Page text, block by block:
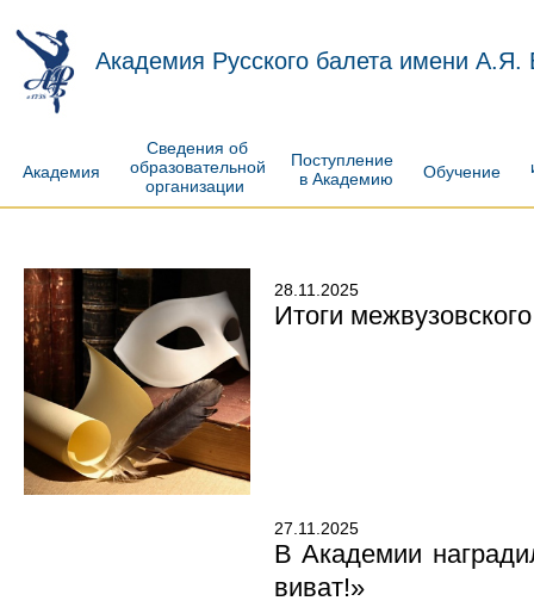
Академия Русского балета имени А.Я.
Академия
Сведения об
образовательной
организации
Поступление
в Академию
Обучение
28.11.2025
Итоги
27.11.2025
В Академии
виват!»